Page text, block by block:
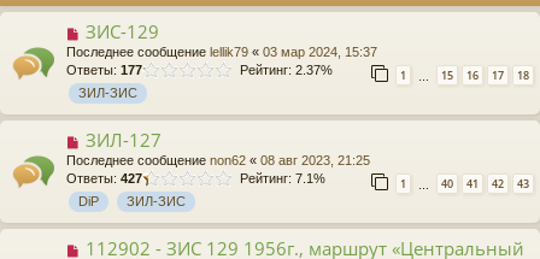
ЗИС-129
Последнее сообщение lellik79 « 03 мар 2024, 15:37
Ответы: 177 1 … 15 16 17 18
Рейтинг: 2.37%
ЗИЛ-ЗИС
ЗИЛ-127
Последнее сообщение non62 « 08 авг 2023, 21:25
Ответы: 427 1 … 40 41 42 43
Рейтинг: 7.1%
DiP
ЗИЛ-ЗИС
112902 - ЗИС 129 1956г., маршрут «Центральный